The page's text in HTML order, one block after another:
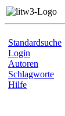
Standardsuche
Login
Autoren
Schlagworte
Hilfe